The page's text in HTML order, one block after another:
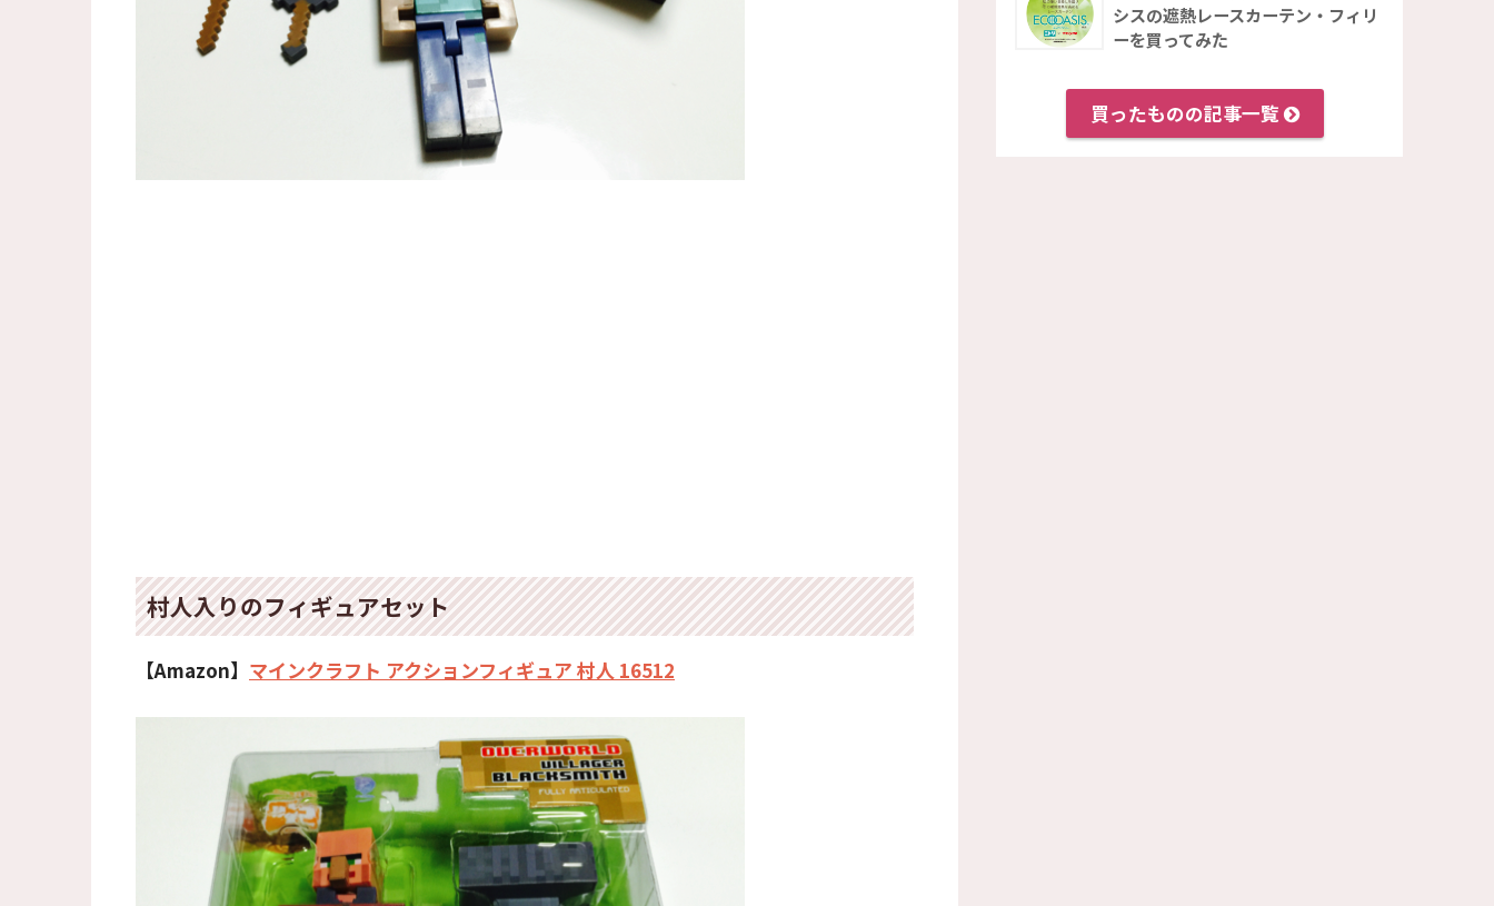
村人入りのフィギュアセット
【Amazon】 マインクラフト アクションフィギュア 村人 16512
シスの遮熱レースカーテン・フィリ
ーを買ってみた
買ったものの記事一覧